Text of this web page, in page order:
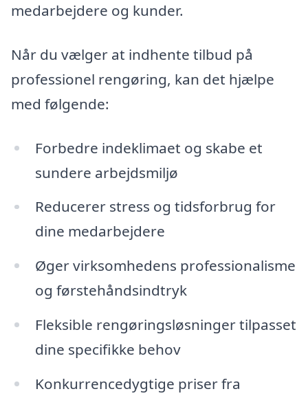
medarbejdere og kunder.
Når du vælger at indhente tilbud på
professionel rengøring, kan det hjælpe
med følgende:
Forbedre indeklimaet og skabe et
sundere arbejdsmiljø
Reducerer stress og tidsforbrug for
dine medarbejdere
Øger virksomhedens professionalisme
og førstehåndsindtryk
Fleksible rengøringsløsninger tilpasset
dine specifikke behov
Konkurrencedygtige priser fra